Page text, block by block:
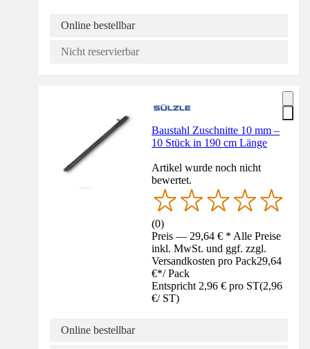
Online bestellbar
Nicht reservierbar
Baustahl Zuschnitte 10 mm –
10 Stück in 190 cm Länge
Artikel wurde noch nicht
bewertet.
(0)
Preis — 29,64 € * Alle Preise
inkl. MwSt. und ggf. zzgl.
Versandkosten pro Pack29,64
€*/ Pack
Entspricht 2,96 € pro ST(2,96
€/ ST)
Online bestellbar